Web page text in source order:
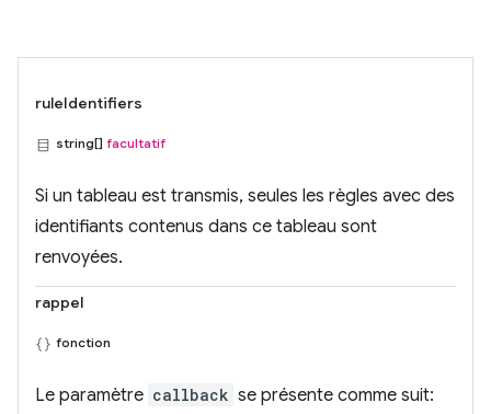
ruleIdentifiers
string[] facultatif
Si un tableau est transmis, seules les règles avec des
identifiants contenus dans ce tableau sont
renvoyées.
rappel
fonction
Le paramètre callback se présente comme suit: